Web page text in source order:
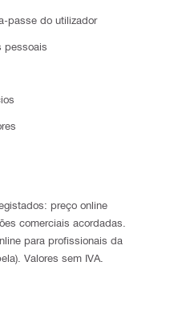
passe do utilizador
pessoais
preço online
comerciais acordadas.
para profissionais da
Valores sem IVA.